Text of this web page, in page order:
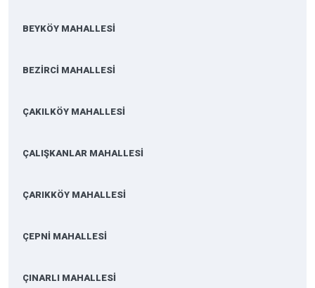
BEYKÖY MAHALLESİ
BEZİRCİ MAHALLESİ
ÇAKILKÖY MAHALLESİ
ÇALIŞKANLAR MAHALLESİ
ÇARIKKÖY MAHALLESİ
ÇEPNİ MAHALLESİ
ÇINARLI MAHALLESİ